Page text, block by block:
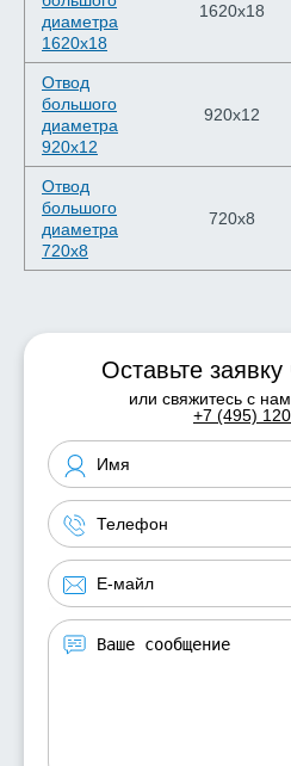
диаметра
1620х18
1620х18
Отвод
большого
диаметра
920х12
920х12
Отвод
большого
диаметра
720х8
720х8
Оставьте
или свяжитесь с
+7 (495)